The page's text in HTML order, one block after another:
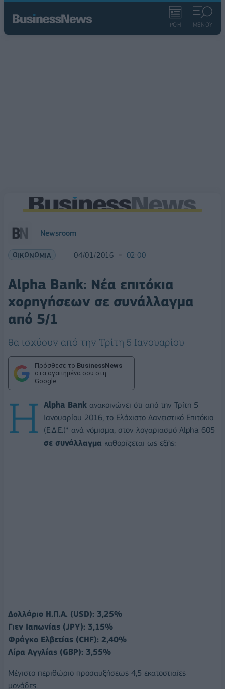
ΡΟΗ ΜΕΝΟΥ
Newsroom
ΟΙΚΟΝΟΜΙΑ 04/01/2016 02:00
Alpha Bank: Νέα επιτόκια
χορηγήσεων σε συνάλλαγμα
από 5/1
θα ισχύουν από την Τρίτη 5 Ιανουαρίου
Πρόσθεσε το BusinessNews
στα αγαπημένα σου στη
Google
Η Alpha Bank ανακοινώνει ότι από την Τρίτη 5
Ιανουαρίου 2016, το Ελάχιστο Δανειστικό Επιτόκιο
(Ε.Δ.Ε.)* ανά νόμισμα, στον λογαριασμό Alpha 605
σε συνάλλαγμα καθορίζεται ως εξής:
Δολλάριο Η.Π.Α. (USD): 3,25%
Γιεν Ιαπωνίας (JPY): 3,15%
Φράγκο Ελβετίας (CHF): 2,40%
Λίρα Αγγλίας (GBP): 3,55%
Μέγιστο περιθώριο προσαυξήσεως 4,5 εκατοστιαίες
μονάδες.